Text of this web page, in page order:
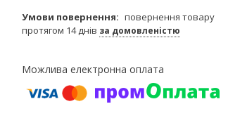
повернення товару
протягом 14 днів за домовленістю